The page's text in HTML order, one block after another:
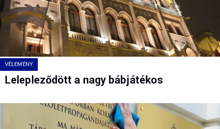
VÉLEMÉNY
Lelepleződött a nagy bábjátékos